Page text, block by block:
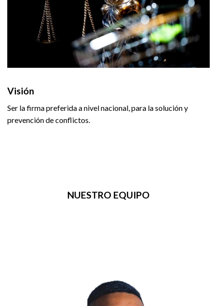
Visión
Ser la firma preferida a nivel nacional, para la solución y
prevención de conflictos.
NUESTRO EQUIPO